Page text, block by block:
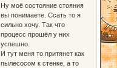
Ну моё состояние стояния
вы понимаете. Ссать то я
сильно хочу. Так что
процесс прошёл у них
успешно.
И тут меня то притянет как
пылесосом к стенке, а то